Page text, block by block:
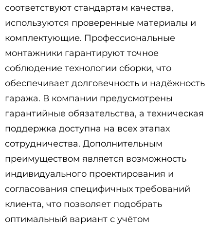
соответствуют стандартам качества,
используются проверенные материалы и
комплектующие. Профессиональные
монтажники гарантируют точное
соблюдение технологии сборки, что
обеспечивает долговечность и надёжность
гаража. В компании предусмотрены
гарантийные обязательства, а техническая
поддержка доступна на всех этапах
сотрудничества. Дополнительным
преимуществом является возможность
индивидуального проектирования и
согласования специфичных требований
клиента, что позволяет подобрать
оптимальный вариант с учётом